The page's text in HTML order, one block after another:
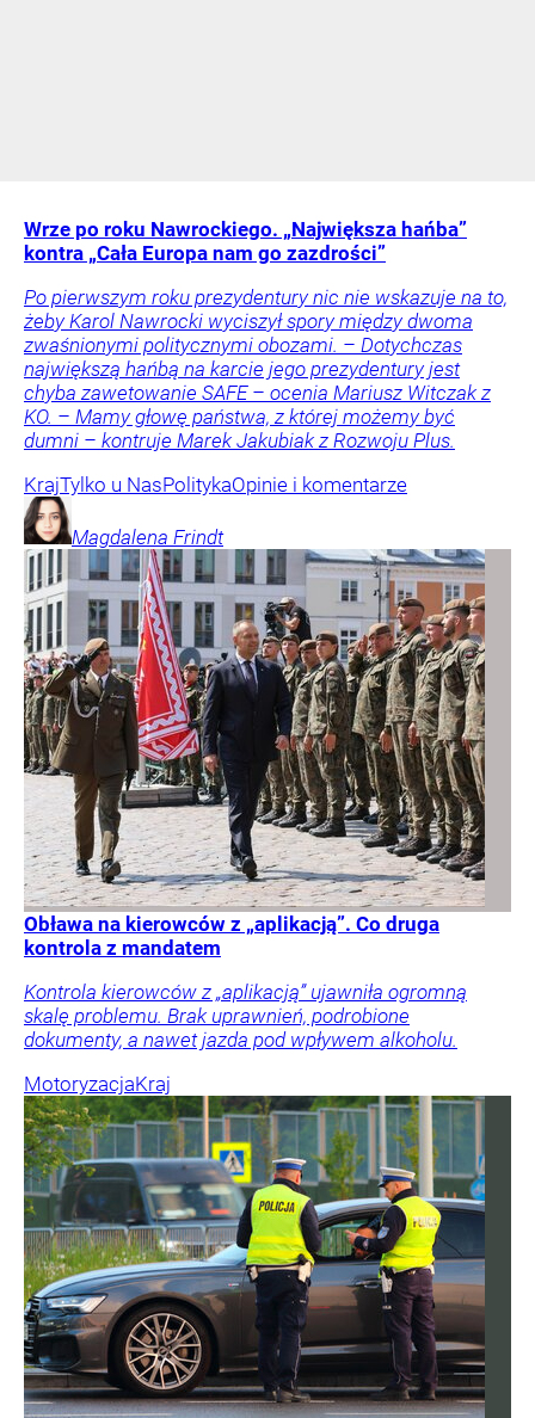
Wrze po roku Nawrockiego. „Największa hańba”
kontra „Cała Europa nam go zazdrości”
Po pierwszym roku prezydentury nic nie wskazuje na to,
żeby Karol Nawrocki wyciszył spory między dwoma
zwaśnionymi politycznymi obozami. – Dotychczas
największą hańbą na karcie jego prezydentury jest
chyba zawetowanie SAFE – ocenia Mariusz Witczak z
KO. – Mamy głowę państwa, z której możemy być
dumni – kontruje Marek Jakubiak z Rozwoju Plus.
KrajTylko u NasPolitykaOpinie i komentarze
Magdalena Frindt
Obława na kierowców z „aplikacją”. Co druga
kontrola z mandatem
Kontrola kierowców z „aplikacją” ujawniła ogromną
skalę problemu. Brak uprawnień, podrobione
dokumenty, a nawet jazda pod wpływem alkoholu.
MotoryzacjaKraj